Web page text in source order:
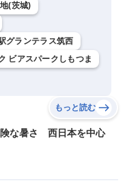
(茨城)
グランテラス筑西
ビアスパークしもつま
もっと読む
な暑さ 西日本を中心